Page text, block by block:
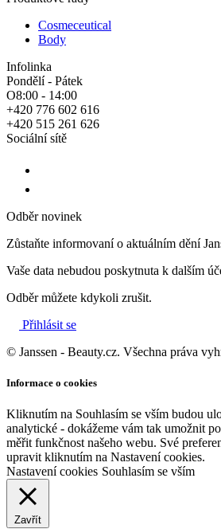
Cosmeceutical
Body
Infolinka
Pondělí - Pátek
O8:00 - 14:00
+420 776 602 616
+420 515 261 626
Sociální sítě
Odběr novinek
Zůstaňte informovaní o aktuálním dění
Vaše data nebudou poskytnuta k dalším
Odběr můžete kdykoli zrušit.
Přihlásit se
© Janssen - Beauty.cz. Všechna práva
Informace o cookies
Kliknutím na Souhlasím se vším budou
analytické - dokážeme vám tak umožnit
měřit funkčnost našeho webu. Své
upravit kliknutím na Nastavení cookies.
Nastavení cookies Souhlasím se vším
Zavřít